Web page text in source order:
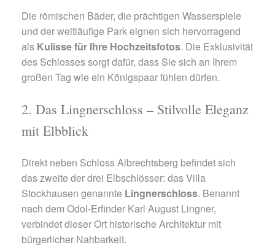
Die römischen Bäder, die prächtigen Wasserspiele
und der weitläufige Park eignen sich hervorragend
als Kulisse für Ihre Hochzeitsfotos. Die Exklusivität
des Schlosses sorgt dafür, dass Sie sich an Ihrem
großen Tag wie ein Königspaar fühlen dürfen.
2. Das Lingnerschloss – Stilvolle Eleganz
mit Elbblick
Direkt neben Schloss Albrechtsberg befindet sich
das zweite der drei Elbschlösser: das Villa
Stockhausen genannte Lingnerschloss. Benannt
nach dem Odol-Erfinder Karl August Lingner,
verbindet dieser Ort historische Architektur mit
bürgerlicher Nahbarkeit.